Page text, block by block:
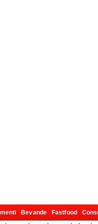
Bevande Fastfood